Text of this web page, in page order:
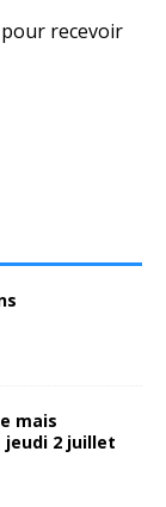
recevoir
mais
2 juillet